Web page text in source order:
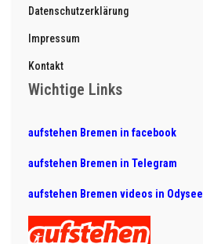
Datenschutzerklärung
Impressum
Kontakt
Wichtige Links
aufstehen Bremen in facebook
aufstehen Bremen in Telegram
aufstehen Bremen videos in Odysee